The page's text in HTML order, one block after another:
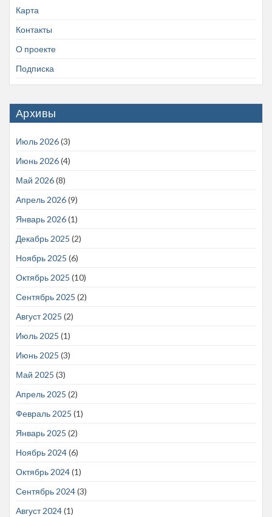
Карта
Контакты
О проекте
Подписка
Архивы
Июль 2026(3)
Июнь 2026(4)
Май 2026(8)
Апрель 2026(9)
Январь 2026(1)
Декабрь 2025 (2)
Ноябрь 2025 (6)
Октябрь 2025 (10)
Сентябрь 2025 (2)
Август 2025 (2)
Июль 2025 (1)
Июнь 2025 (3)
Май 2025 (3)
Апрель 2025 (2)
Февраль 2025 (1)
Январь 2025 (2)
Ноябрь 2024(6)
Октябрь 2024(1)
Сентябрь 2024(3)
Август 2024(1)